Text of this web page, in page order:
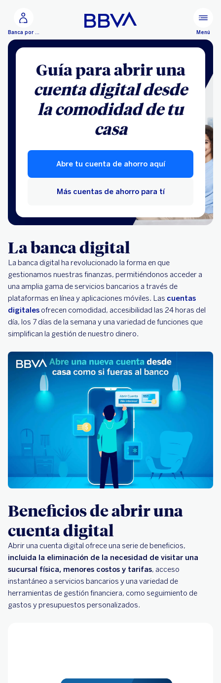
Banca por Internet Menú
Guía para abrir una
cuenta digital desde
la comodidad de tu
casa
Abre tu cuenta de ahorro aquí
Más cuentas de ahorro para tí
La banca digital
La banca digital ha revolucionado la forma en que
gestionamos nuestras finanzas, permitiéndonos acceder a
una amplia gama de servicios bancarios a través de
plataformas en línea y aplicaciones móviles. Las cuentas
digitales ofrecen comodidad, accesibilidad las 24 horas del
día, los 7 días de la semana y una variedad de funciones que
simplifican la gestión de nuestro dinero.
Beneficios de abrir una
cuenta digital
Abrir una cuenta digital ofrece una serie de beneficios,
incluida la eliminación de la necesidad de visitar una
sucursal física, menores costos y tarifas, acceso
instantáneo a servicios bancarios y una variedad de
herramientas de gestión financiera, como seguimiento de
gastos y presupuestos personalizados.